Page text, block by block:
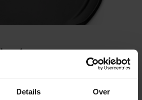
Details Over
pizzasteen
zoals in la bella Italia. Stelt
een heerlijke pizza, bereid in